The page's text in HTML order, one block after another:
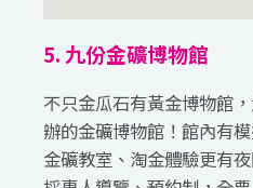
5. 九份金礦博物館
不只金瓜石有黃金博物館
辦的金礦博物館！館內有
金礦教室、淘金體驗更有